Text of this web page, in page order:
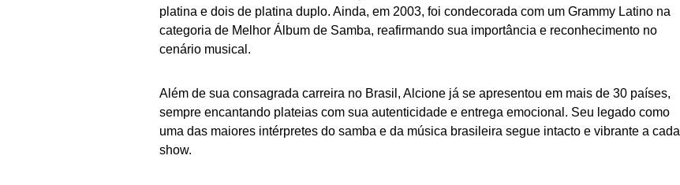
platina e dois de platina duplo. Ainda, em 2003, foi condecorada com um Grammy Latino na
categoria de Melhor Álbum de Samba, reafirmando sua importância e reconhecimento no
cenário musical.
Além de sua consagrada carreira no Brasil, Alcione já se apresentou em mais de 30 países,
sempre encantando plateias com sua autenticidade e entrega emocional. Seu legado como
uma das maiores intérpretes do samba e da música brasileira segue intacto e vibrante a cada
show.